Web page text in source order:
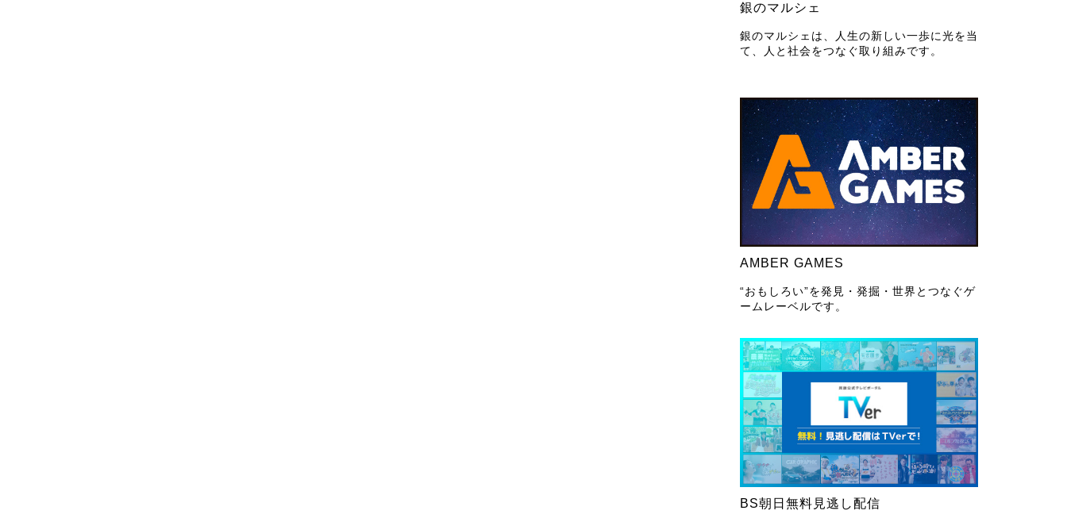
銀のマルシェ
銀のマルシェは、人生の新しい一歩に光を当
て、人と社会をつなぐ取り組みです。
AMBER GAMES
“おもしろい”を発見・発掘・世界とつなぐゲ
ームレーベルです。
BS朝日無料見逃し配信